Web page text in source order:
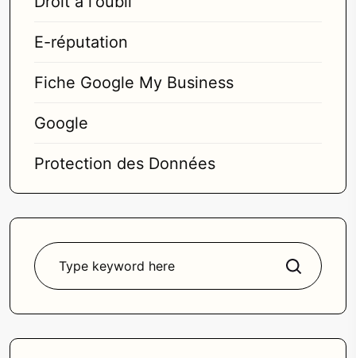
E-réputation
Fiche Google My Business
Google
Protection des Données
Rechercher